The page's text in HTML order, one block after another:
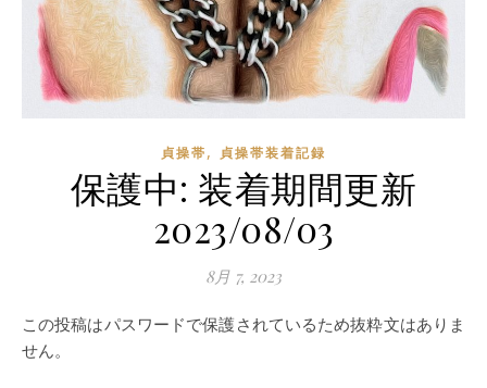
貞操帯, 貞操帯装着記録
保護中: 装着期間更新
2023/08/03
8月 7, 2023
この投稿はパスワードで保護されているため抜粋文はありま
せん。